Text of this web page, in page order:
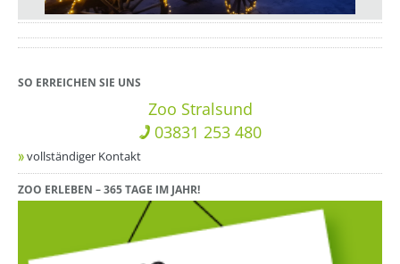
??? absaetzeUnten[1]/titel ???
SO ERREICHEN SIE UNS
Zoo Stralsund
03831 253 480
vollständiger Kontakt
ZOO ERLEBEN – 365 TAGE IM JAHR!